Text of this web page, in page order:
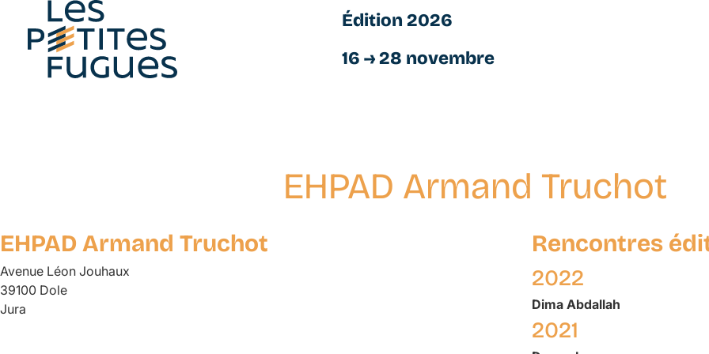
principal
Édition 2026
16 → 28 novembre
EHPAD Armand Truchot
EHPAD Armand Truchot
Avenue Léon Jouhaux
39100 Dole
Jura
Rencontres
2022
Dima Abdallah
2021